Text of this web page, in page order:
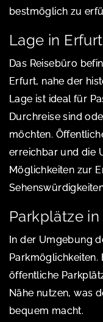
bestmöglich zu
Lage in Erfurt
Das Reisebüro
Erfurt, nahe der
Lage ist ideal für
Durchreise sind
möchten.
erreichbar und die
Möglichkeiten zur
Parkplätze
In der Umgebung
öffentliche
Nähe nutzen, was
bequem macht.